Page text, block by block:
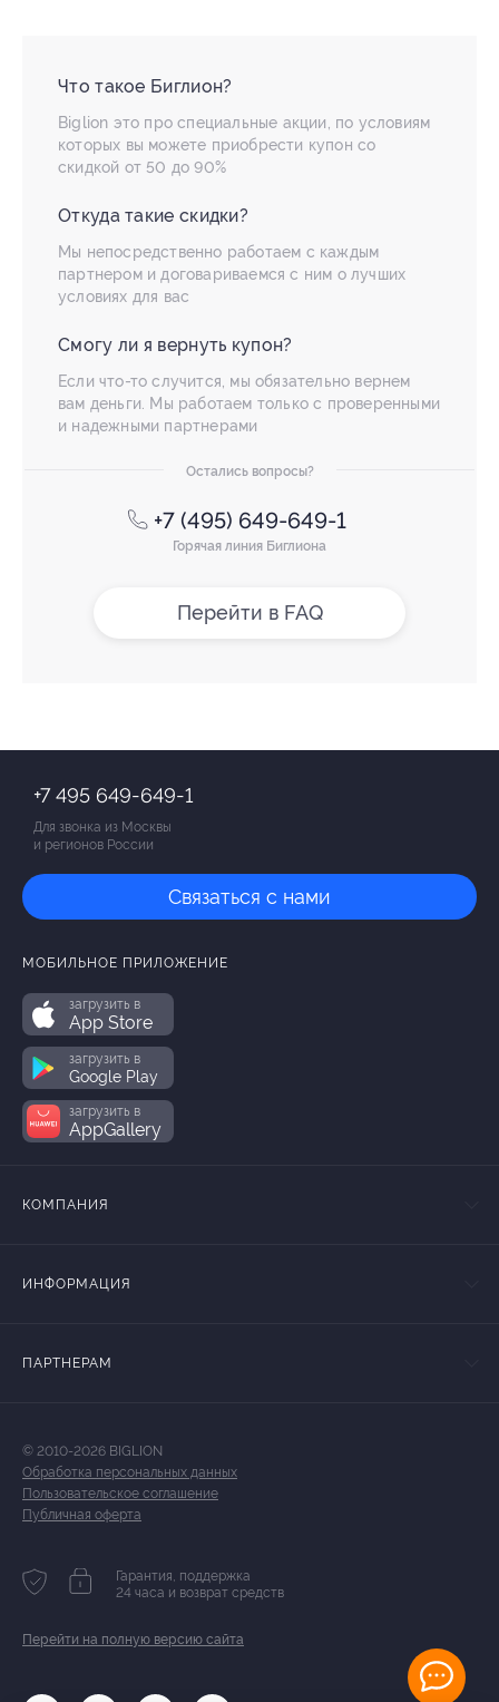
Что такое Биглион?
Biglion это про специальные акции, по условиям
которых вы можете приобрести купон со
скидкой от 50 до 90%
Откуда такие скидки?
Мы непосредственно работаем с каждым
партнером и договариваемся с ним о лучших
условиях для вас
Смогу ли я вернуть купон?
Если что-то случится, мы обязательно вернем
вам деньги. Мы работаем только с проверенными
и надежными партнерами
Остались вопросы?
+7 (495) 649-649-1
Горячая линия Биглиона
Перейти в FAQ
+7 495 649-649-1
Для звонка из Москвы
и регионов России
Связаться с нами
МОБИЛЬНОЕ ПРИЛОЖЕНИЕ
загрузить в
App Store
загрузить в
Google Play
загрузить в
AppGallery
КОМПАНИЯ
ИНФОРМАЦИЯ
ПАРТНЕРАМ
© 2010-2026 BIGLION
Обработка персональных данных
Пользовательское соглашение
Публичная оферта
Гарантия, поддержка
24 часа и возврат средств
Перейти на полную версию сайта